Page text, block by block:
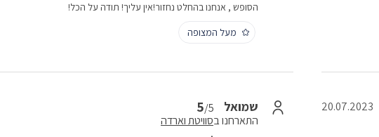
הסופש , אנחנו בהחלט נחזור!אין עליך! תודה על הכל!
מעל המצופה
20.07.2023 שמואל 5/5
התארחנו בסוויטת וארדה